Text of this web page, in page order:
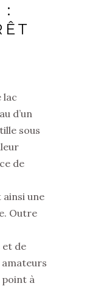
:
lac
d’un
sous
de
ainsi une
Outre
et de
point à